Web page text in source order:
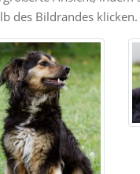
des Bildrandes klicken.